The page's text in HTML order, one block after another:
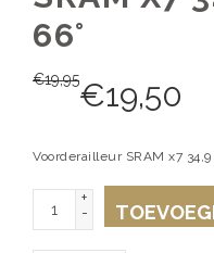
66°
€19,95€19,50
Voorderailleur SRAM x7
+
-